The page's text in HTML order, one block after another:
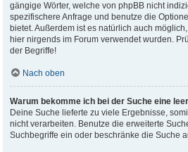
gängige Wörter, welche von phpBB nicht
spezifischere Anfrage und benutze die
bietet. Außerdem ist es natürlich auch
hier nirgends im Forum verwendet wurden.
der Begriffe!
Nach oben
Warum bekomme ich bei der Suche eine
Deine Suche lieferte zu viele Ergebnisse,
nicht verarbeiten. Benutze die erweiterte
Suchbegriffe ein oder beschränke die Suche